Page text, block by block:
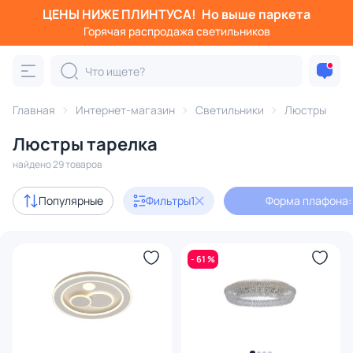
ЦЕНЫ НИЖЕ ПЛИНТУСА! Но выше паркета
Горячая распродажа светильников
Главная Интернет-магазин Светильники Люстры
Люстры тарелка
найдено 29 товаров
Популярные Фильтры1 Форма плафона:
- 61 %
Фильтры
Категория:
подвесные потолочные
Акции 2